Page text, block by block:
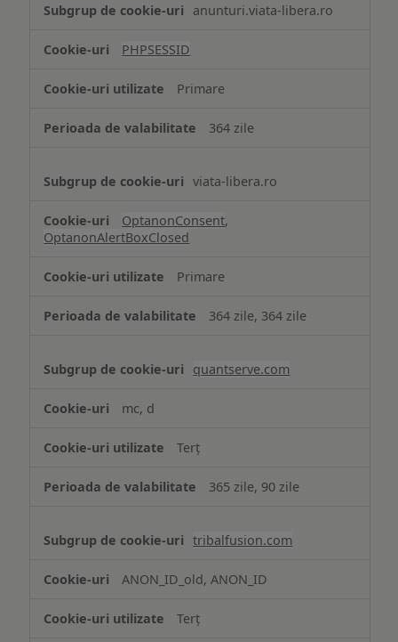
de
Cookie
necesare
anunturi.viata-libera.ro
PHPSESSID
Primare
364 zile
viata-libera.ro
OptanonConsent,
OptanonAlertBoxClosed
Primare
364 zile, 364 zile
quantserve.com
mc, d
Terț
365 zile, 90 zile
tribalfusion.com
ANON_ID_old, ANON_ID
Terț